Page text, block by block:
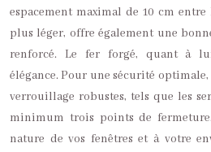
espacement maximal de 10 cm
plus léger, offre également une
renforcé. Le fer forgé, quant à
élégance. Pour une sécurité
verrouillage robustes, tels que les
minimum trois points de
nature de vos fenêtres et à votre